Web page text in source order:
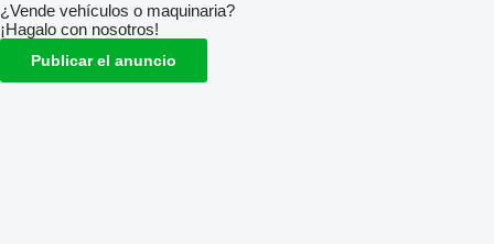
¿Vende vehículos o maquinaria?
¡Hagalo con nosotros!
Publicar el anuncio